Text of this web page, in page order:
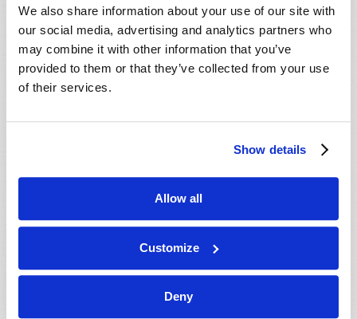
We also share information about your use of our site with
our social media, advertising and analytics partners who
may combine it with other information that you’ve
provided to them or that they’ve collected from your use
of their services.
Show details
Allow all
Customize
Deny
En savoir plus
à propos de Le mystère révélé de
LA BÊTE DE L’APOCALYPSE: MYTHE, MÉTAPHORE OU
John Ogwyn (1949–2005)